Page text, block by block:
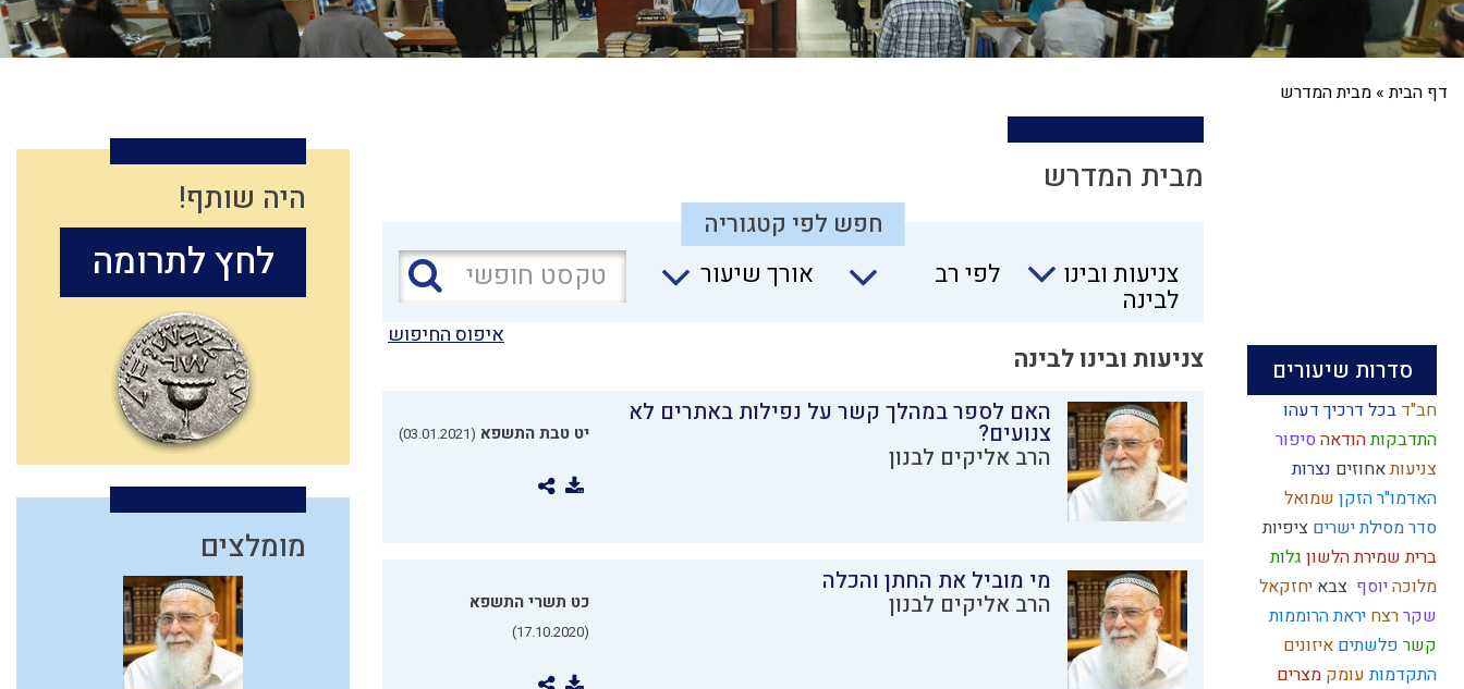
דף הבית» מבית המדרש
סדרות שיעורים
חב"ד בכל דרכיך דעהו
התדבקותהודאה סיפור
צניעותאחוזים נצרות
האדמו"ר הזקן שמואל
סדר מסילת ישרים ציפיות
בריתשמירת הלשון גלות
מלוכהיוסף צבא יחזקאל
שקררצח יראת הרוממות
קשר פלשתים איזונים
התקדמותעומק מצרים
מבית המדרש
חפש לפי קטגוריה
איפוס החיפוש
צניעות
ובינו
צניעות ובינו
לבינה
לפי רב אורך שיעור
צניעות ובינו לבינה
האם לספר במהלך קשר על נפילות באתרים לא
צנועים?
הרב אליקים לבנון
יט טבת התשפא (03.01.2021)
מי מוביל את החתן והכלה
הרב אליקים לבנון כט תשרי התשפא
(17.10.2020)
היה שותף!
לחץ לתרומה
מומלצים